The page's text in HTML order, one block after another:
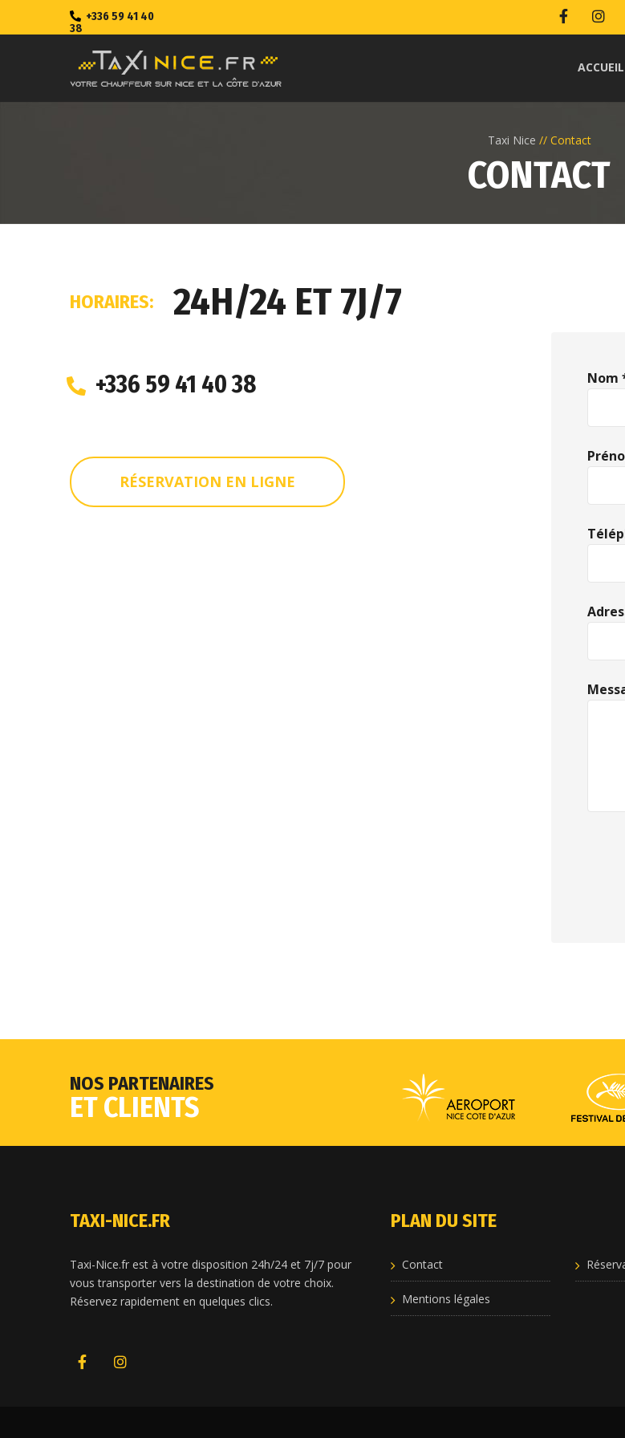
+336 59 41 40
38
ACCUEIL
Taxi Nice Contact
CONTACT
HORAIRES: 24H/24 ET 7J/7
+336 59 41 40 38
RÉSERVATION EN LIGNE
Nom
NOS PARTENAIRES
ET CLIENTS
TAXI-NICE.FR
Taxi-Nice.fr est à votre disposition 24h/24 et 7j/7 pour
vous transporter vers la destination de votre choix.
Réservez rapidement en quelques clics.
PLAN DU SITE
Contact
Mentions légales